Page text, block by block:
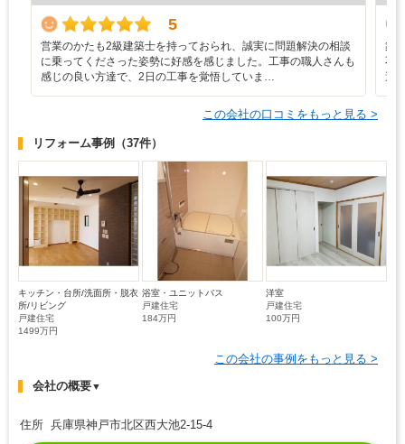
5
営業のかたも2級建築士を持っておられ、誠実に問題解決の相談
に乗ってくださった姿勢に好感を感じました。工事の職人さんも
感じの良い方達で、2日の工事を覚悟していま…
築
不
過
この会社の口コミをもっと見る >
リフォーム事例 （37件）
キッチン・台所/洗面所・脱衣
所/リビング
戸建住宅
1499万円
浴室・ユニットバス
戸建住宅
184万円
洋室
戸建住宅
100万円
この会社の事例をもっと見る >
会社の概要▼
住所 兵庫県神戸市北区西大池2-15-4